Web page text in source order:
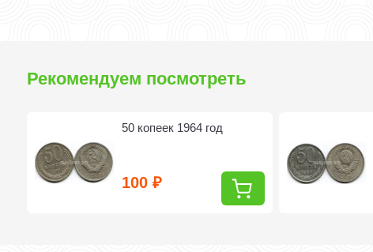
Рекомендуем посмотреть
50 копеек 1964 год
100₽